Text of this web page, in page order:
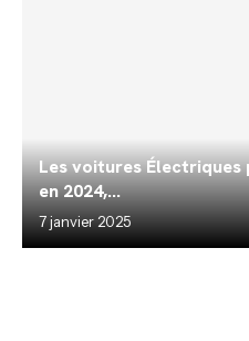
Les voitures Électriques
en 2024,...
7 janvier 2025